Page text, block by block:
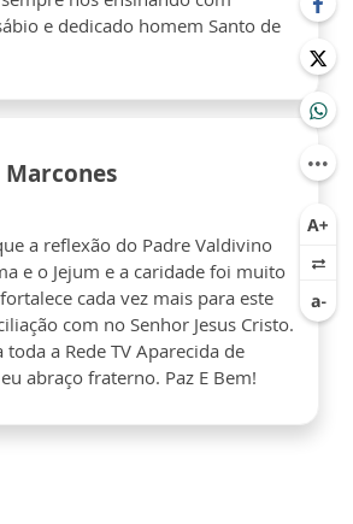
e dedicado homem Santo de
a reflexão do Padre Valdivino
e o Jejum e a caridade foi muito
cada vez mais para este
com no Senhor Jesus Cristo.
toda a Rede TV Aparecida de
abraço fraterno. Paz E Bem!